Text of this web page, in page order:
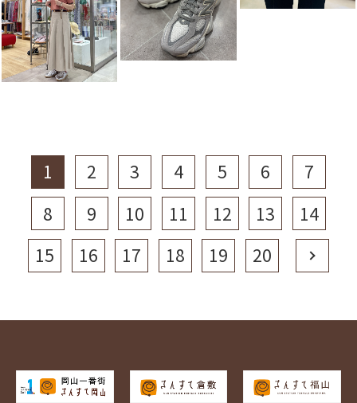
1 2 3 4 5 6
7
8
9 10 11 12 13
14
15
16 17 18 19 20 Next